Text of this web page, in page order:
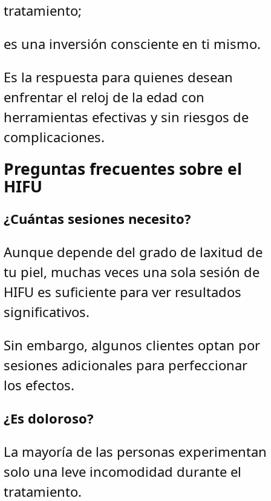
tratamiento;
es una inversión consciente en ti mismo.
Es la respuesta para quienes desean
enfrentar el reloj de la edad con
herramientas efectivas y sin riesgos de
complicaciones.
Preguntas frecuentes sobre el
HIFU
¿Cuántas sesiones necesito?
Aunque depende del grado de laxitud de
tu piel, muchas veces una sola sesión de
HIFU es suficiente para ver resultados
significativos.
Sin embargo, algunos clientes optan por
sesiones adicionales para perfeccionar
los efectos.
¿Es doloroso?
La mayoría de las personas experimentan
solo una leve incomodidad durante el
tratamiento.